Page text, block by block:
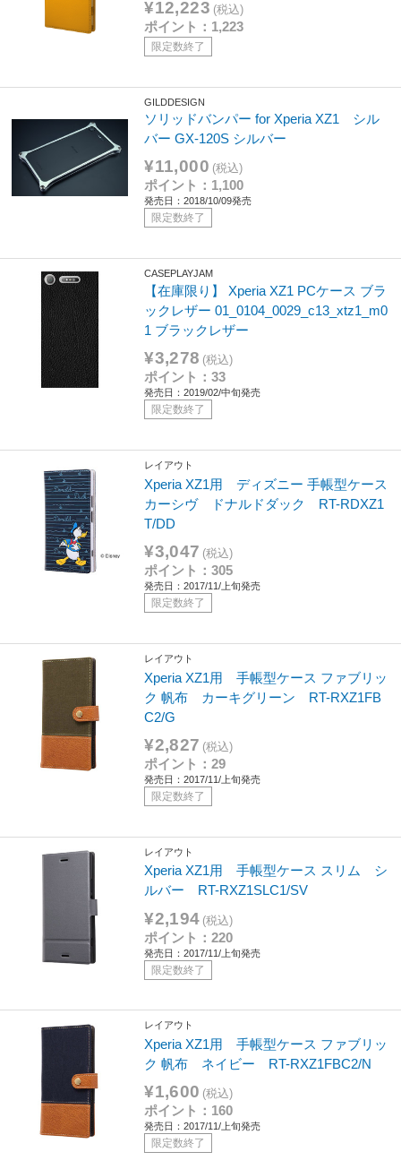
¥12,223 (税込)
ポイント：1,223
限定数終了
GILDDESIGN
ソリッドバンパー for Xperia XZ1 シル
バー GX-120S シルバー
¥11,000 (税込)
ポイント：1,100
発売日：2018/10/09発売
限定数終了
CASEPLAYJAM
【在庫限り】 Xperia XZ1 PCケース ブラ
ックレザー 01_0104_0029_c13_xtz1_m0
1 ブラックレザー
¥3,278 (税込)
ポイント：33
発売日：2019/02/中旬発売
限定数終了
レイアウト
Xperia XZ1用 ディズニー 手帳型ケース
カーシヴ ドナルドダック RT-RDXZ1
T/DD
¥3,047 (税込)
ポイント：305
発売日：2017/11/上旬発売
限定数終了
レイアウト
Xperia XZ1用 手帳型ケース ファブリッ
ク 帆布 カーキグリーン RT-RXZ1FB
C2/G
¥2,827 (税込)
ポイント：29
発売日：2017/11/上旬発売
限定数終了
レイアウト
Xperia XZ1用 手帳型ケース スリム シ
ルバー RT-RXZ1SLC1/SV
¥2,194 (税込)
ポイント：220
発売日：2017/11/上旬発売
限定数終了
レイアウト
Xperia XZ1用 手帳型ケース ファブリッ
ク 帆布 ネイビー RT-RXZ1FBC2/N
¥1,600 (税込)
ポイント：160
発売日：2017/11/上旬発売
限定数終了